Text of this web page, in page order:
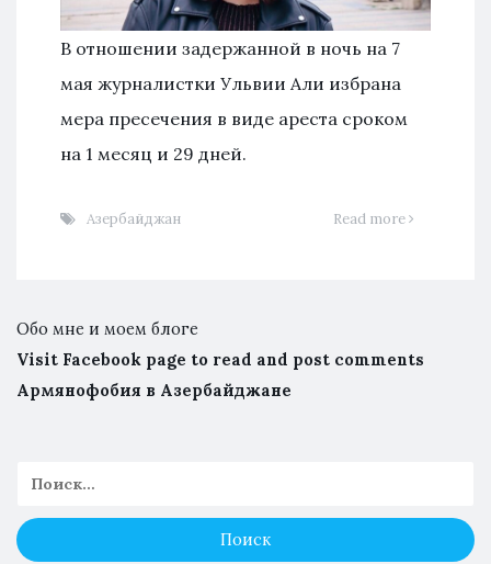
В отношении задержанной в ночь на 7
мая журналистки Ульвии Али избрана
мера пресечения в виде ареста сроком
на 1 месяц и 29 дней.
Read more
Азербайджан
Обо мне и моем блоге
Visit Facebook page to read and post comments
Армянофобия в Азербайджане